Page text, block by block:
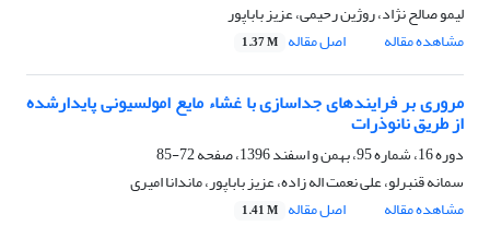
لیمو صالح نژاد، روژین رحیمی، عزیز باباپور
مشاهده مقاله
اصل مقاله 1.37 M
مروری بر فرایندهای جداسازی با غشاء مایع امولسیونی پایدارشده
از طریق نانوذرات
دوره 16، شماره 95، بهمن و اسفند 1396، صفحه
72-85
سمانه قنبرلو، علی نعمت اله زاده، عزیز باباپور، ماندانا امیری
مشاهده مقاله
اصل مقاله 1.41 M